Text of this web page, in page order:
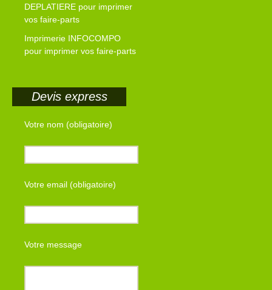
DEPLATIERE pour imprimer
vos faire-parts
Imprimerie INFOCOMPO
pour imprimer vos faire-parts
Devis express
Votre nom (obligatoire)
Votre email (obligatoire)
Votre message